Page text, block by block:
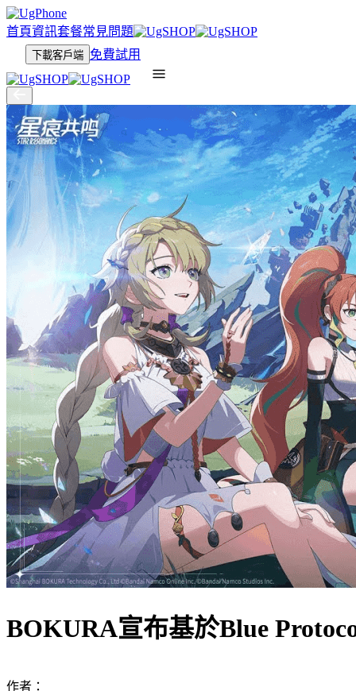
首頁資訊套餐常見問題
下載客戶端 免費試用
BOKURA宣布基於Blue
作者：